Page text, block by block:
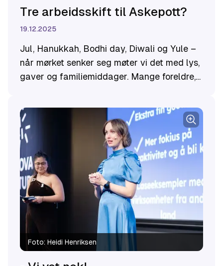
Tre arbeidsskift til Askepott?
19.12.2025
Jul, Hanukkah, Bodhi day, Diwali og Yule –
når mørket senker seg møter vi det med lys,
gaver og familiemiddager. Mange foreldre,
likestilt og cool jul?
Foto: Heidi Henriksen